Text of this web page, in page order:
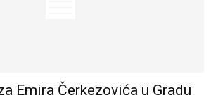
Emira Čerkezovića u Gradu